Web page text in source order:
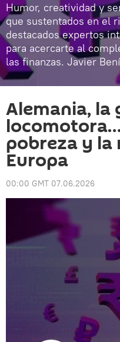
Humor, creatividad y
que sustentados en el
destacados expertos
para acercarte al
las finanzas. Javier
Alemania, la
pobreza y la
Europa
00:00 GMT 07.06.2026